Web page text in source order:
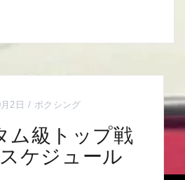
2日 ボクシング
ム級トップ戦
ケジュール